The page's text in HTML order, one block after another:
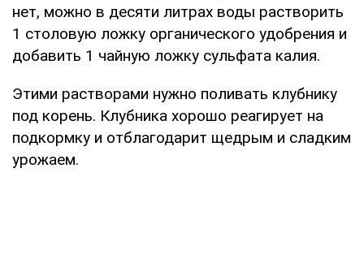
нет, можно в десяти литрах воды растворить
1 столовую ложку органического удобрения и
добавить 1 чайную ложку сульфата калия.
Этими растворами нужно поливать клубнику
под корень. Клубника хорошо реагирует на
подкормку и отблагодарит щедрым и сладким
урожаем.